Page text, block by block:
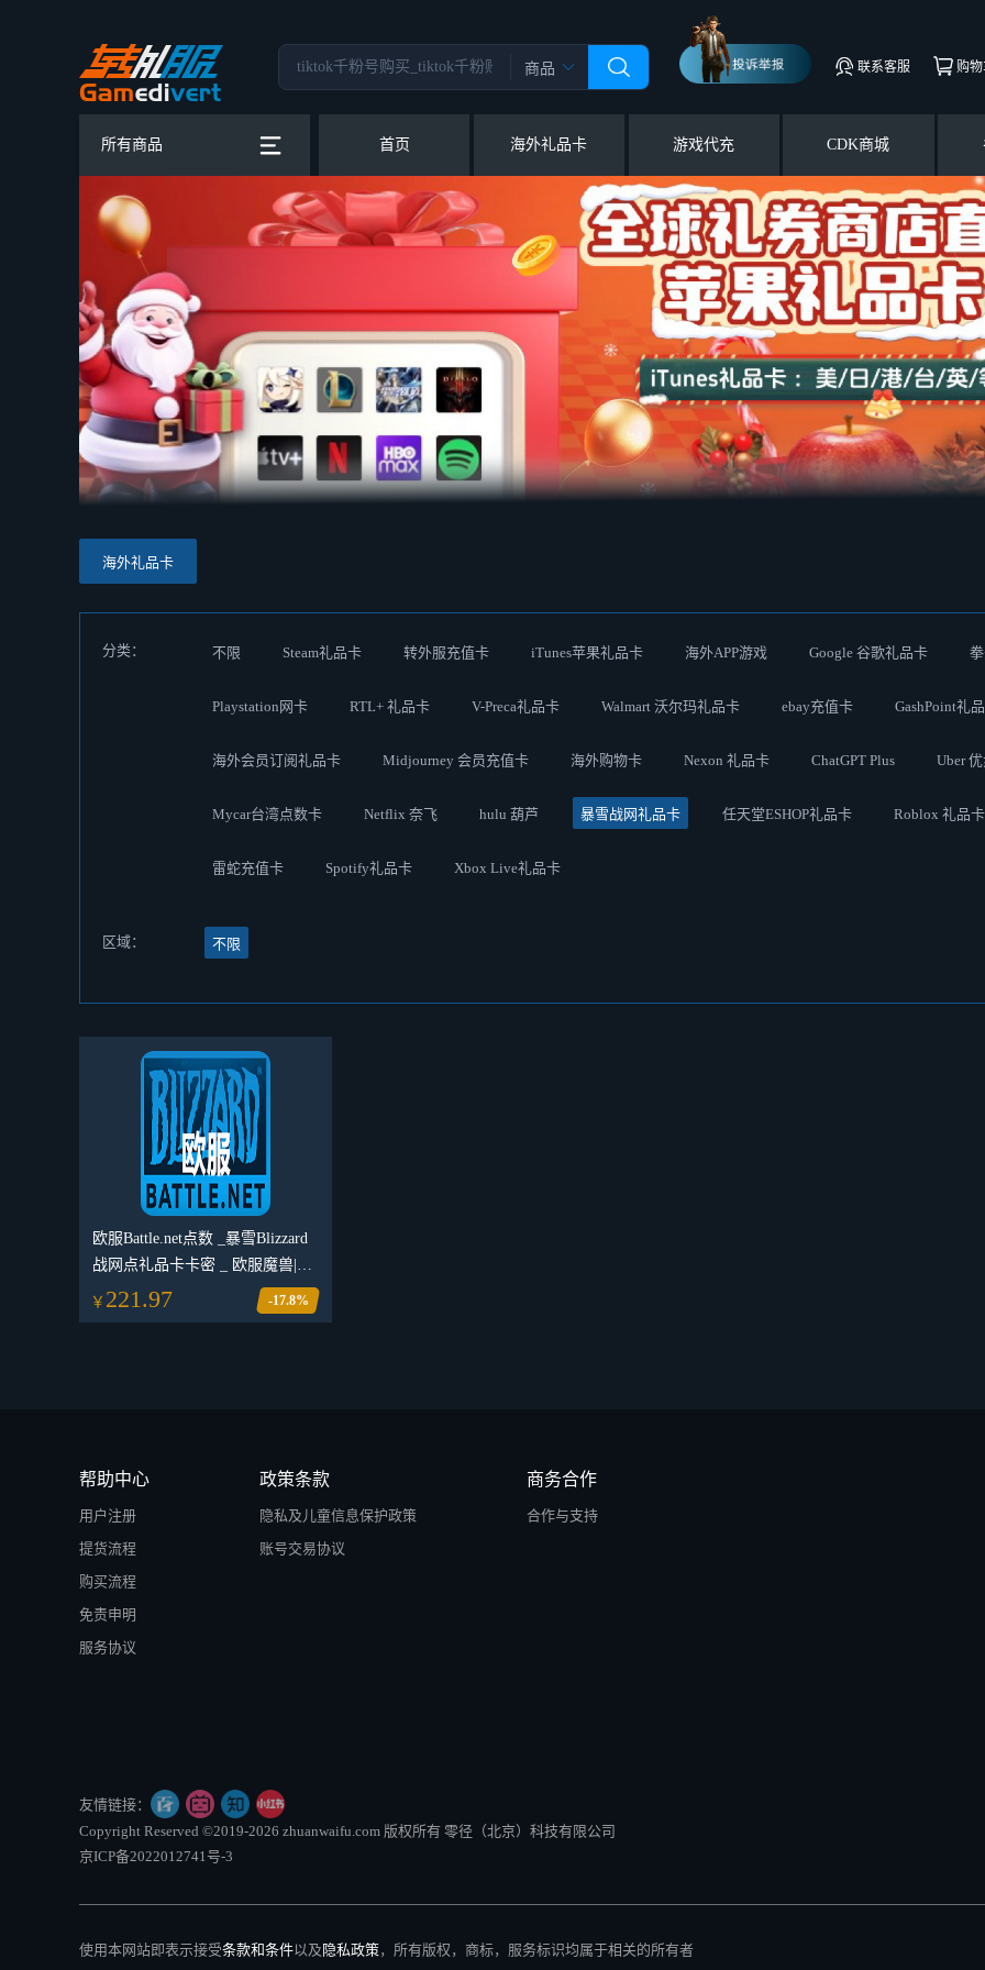
商品 联系客服 购
所有商品 首页 海外礼品卡 游戏代充 CDK商城
海外礼品卡
分类： 不限 Steam礼品卡 转外服充值卡 iTunes苹果礼品卡 海外APP游戏 Google 谷歌礼品卡
Playstation网卡 RTL+ 礼品卡 V-Preca礼品卡 Walmart 沃尔玛礼品卡 ebay充值卡 GashPoint礼
海外会员订阅礼品卡 Midjourney 会员充值卡 海外购物卡 Nexon 礼品卡 ChatGPT Plus Uber
Mycar台湾点数卡 Netflix 奈飞 hulu 葫芦 暴雪战网礼品卡 任天堂ESHOP礼品卡 Roblox 礼品卡
雷蛇充值卡 Spotify礼品卡 Xbox Live礼品卡
区域： 不限
欧服Battle.net点数 _暴雪Blizzard
战网点礼品卡卡密 _ 欧服魔兽|炉
石传说|暗黑 3|守望先锋|风暴英雄
￥ 221.97 -17.8%
帮助中心
用户注册
提货流程
购买流程
免责申明
服务协议
政策条款
隐私及儿童信息保护政策
账号交易协议
商务合作
合作与支持
友情链接：
Copyright Reserved ©2019-2026 zhuanwaifu.com 版权所有 零径（北京）科技有限公司
京ICP备2022012741号-3
使用本网站即表示接受条款和条件以及 隐私政策，所有版权，商标，服务标识均属于相关的所有者